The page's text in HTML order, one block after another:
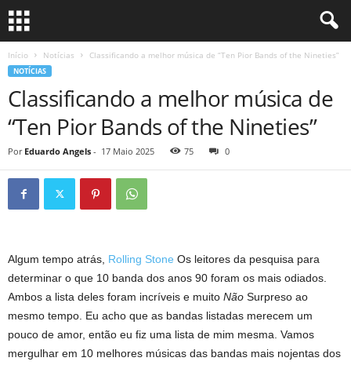
Início Notícias Classificando a melhor música de “Ten Pior Bands of the Nineties”
NOTÍCIAS
Classificando a melhor música de
“Ten Pior Bands of the Nineties”
Por Eduardo Angels - 17 Maio 2025 75 0
Algum tempo atrás, Rolling Stone Os leitores da pesquisa para
determinar o que 10 banda dos anos 90 foram os mais odiados.
Ambos a lista deles foram incríveis e muito Não Surpreso ao
mesmo tempo. Eu acho que as bandas listadas merecem um
pouco de amor, então eu fiz uma lista de mim mesma. Vamos
mergulhar em 10 melhores músicas das bandas mais nojentas dos